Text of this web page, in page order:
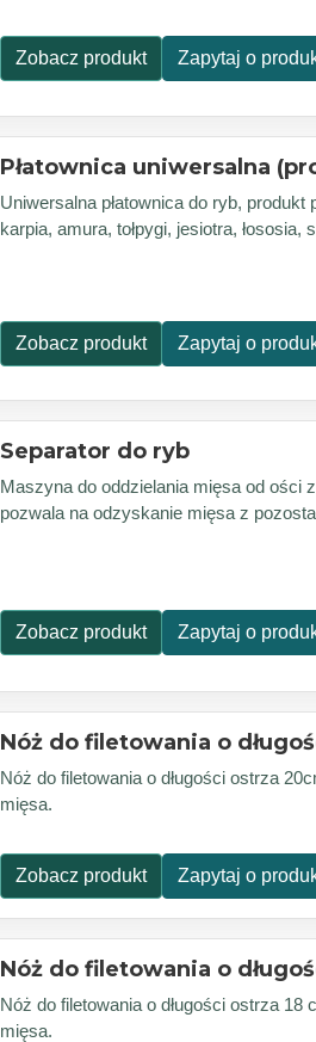
Zobacz produkt Zapytaj o
Płatownica uniwersalna
Uniwersalna płatownica do ryb,
karpia, amura, tołpygi, jesiotra,
Zobacz produkt Zapytaj o
Separator do ryb
Maszyna do oddzielania mięsa od ości
pozwala na odzyskanie mięsa z
Zobacz produkt Zapytaj o
Nóż do filetowania o
Nóż do filetowania o długości ostrza
mięsa.
Zobacz produkt Zapytaj o
Nóż do filetowania o
Nóż do filetowania o długości ostrza
mięsa.